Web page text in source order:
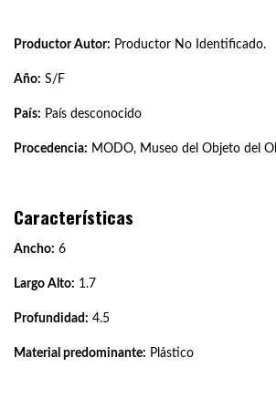
Productor Autor: Productor No Identificado.
Año: S/F
País: País desconocido
Procedencia: MODO, Museo del Objeto del
Características
Ancho: 6
Largo Alto: 1.7
Profundidad: 4.5
Material predominante: Plástico